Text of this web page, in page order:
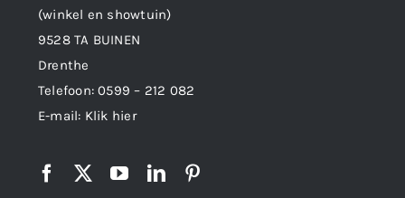
(winkel en showtuin)
9528 TA BUINEN
Drenthe
Telefoon:0599 – 212 082
E-mail: Klik hier